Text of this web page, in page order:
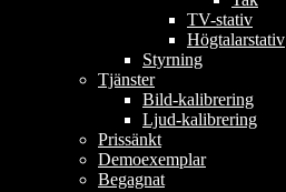
TV-stativ
Högtalarstativ
Styrning
Tjänster
Bild-kalibrering
Ljud-kalibrering
Prissänkt
Demoexemplar
Begagnat